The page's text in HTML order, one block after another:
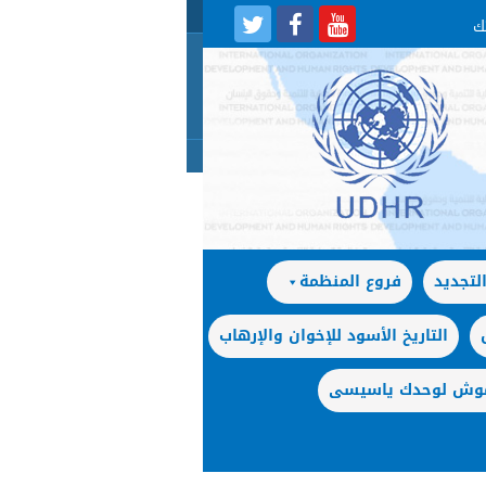
فروع المنظمة
التاريخ الأسود للإخوان والإرهاب
موش لوحدك ياسيسى